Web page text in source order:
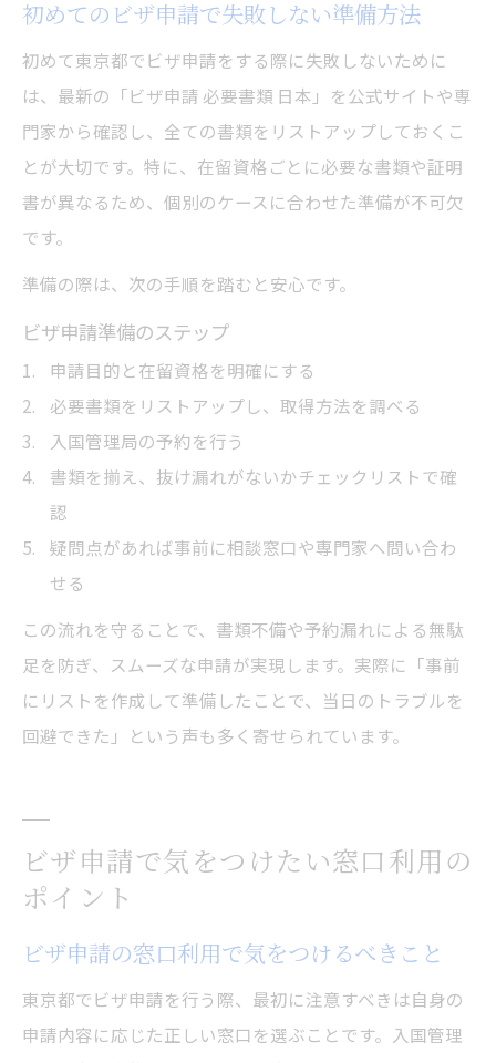
初めてのビザ申請で失敗しない準備方法
初めて東京都でビザ申請をする際に失敗しないために
は、最新の「ビザ申請 必要書類 日本」を公式サイトや専
門家から確認し、全ての書類をリストアップしておくこ
とが大切です。特に、在留資格ごとに必要な書類や証明
書が異なるため、個別のケースに合わせた準備が不可欠
です。
準備の際は、次の手順を踏むと安心です。
ビザ申請準備のステップ
申請目的と在留資格を明確にする
必要書類をリストアップし、取得方法を調べる
入国管理局の予約を行う
書類を揃え、抜け漏れがないかチェックリストで確
認
疑問点があれば事前に相談窓口や専門家へ問い合わ
せる
この流れを守ることで、書類不備や予約漏れによる無駄
足を防ぎ、スムーズな申請が実現します。実際に「事前
にリストを作成して準備したことで、当日のトラブルを
回避できた」という声も多く寄せられています。
ビザ申請で気をつけたい窓口利用の
ポイント
ビザ申請の窓口利用で気をつけるべきこと
東京都でビザ申請を行う際、最初に注意すべきは自身の
申請内容に応じた正しい窓口を選ぶことです。入国管理